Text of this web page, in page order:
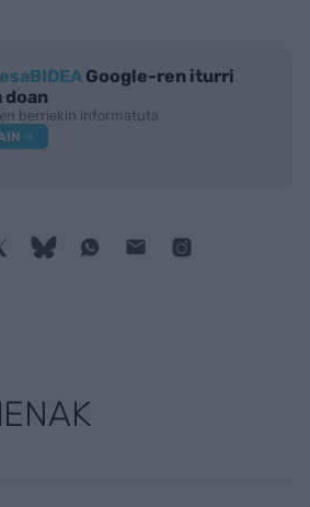
Google-ren iturri
doan
berriekin informatuta